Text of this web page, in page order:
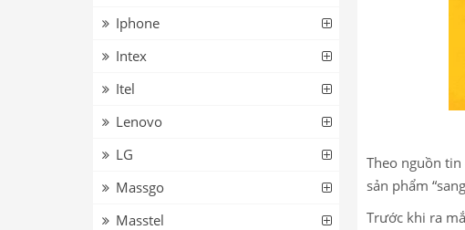
Theo nguồn tin
sản phẩm
Trước khi ra
Iphone
Intex
Itel
Lenovo
LG
Massgo
Masstel